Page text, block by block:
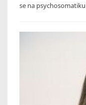
se na